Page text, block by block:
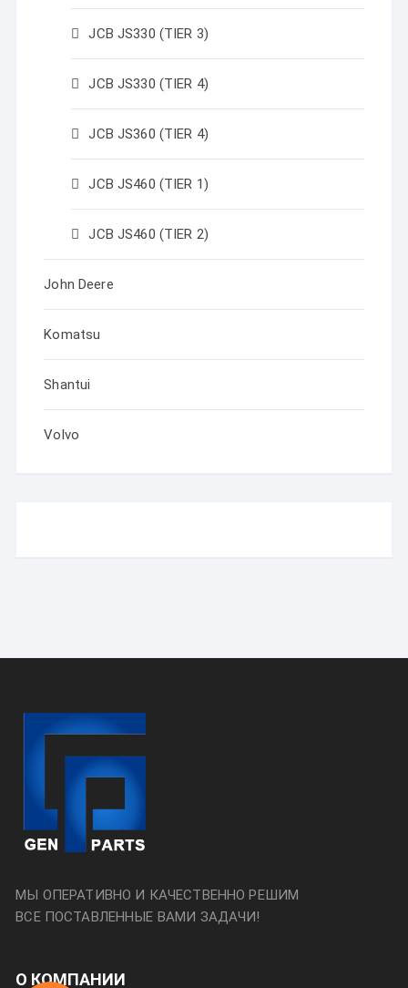
JCB JS330 (TIER 3)
JCB JS330 (TIER 4)
JCB JS360 (TIER 4)
JCB JS460 (TIER 1)
JCB JS460 (TIER 2)
John Deere
Komatsu
Shantui
Volvo
МЫ ОПЕРАТИВНО И КАЧЕСТВЕННО РЕШИМ
ВСЕ ПОСТАВЛЕННЫЕ ВАМИ ЗАДАЧИ!
О КОМПАНИИ